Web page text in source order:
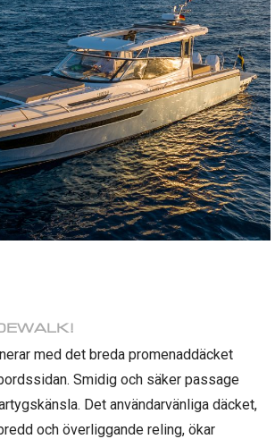
med det breda promenaddäcket
Smidig och säker passage
Det användarvänliga däcket,
och överliggande reling, ökar